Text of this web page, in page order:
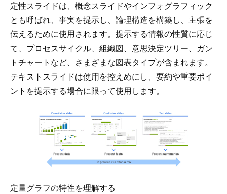
定性スライドは、概念スライドやインフォグラフィック
とも呼ばれ、事実を提示し、論理構造を構築し、主張を
伝えるために使用されます。提示する情報の性質に応じ
て、プロセスサイクル、組織図、意思決定ツリー、 ガン
トチャート など、さまざまな図表タイプが含まれます。
テキストスライドは使用を控えめにし、要約や重要ポイ
ントを提示する場合に限って使用します。
定量グラフの特性を理解する